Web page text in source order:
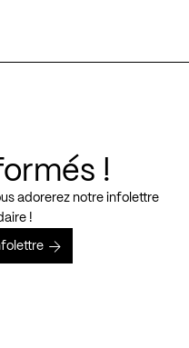
!
adorerez notre infolettre
!